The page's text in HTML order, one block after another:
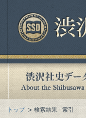
トップ 検索結果 - 索引